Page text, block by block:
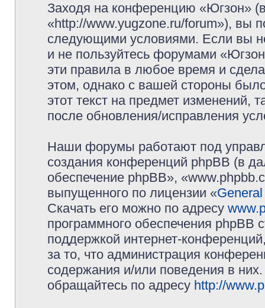
Заходя на конференцию «Югзон»
«http://www.yugzone.ru/forum»), вы
следующими условиями. Если вы
и не пользуйтесь форумами
эти правила в любое время и
этом, однако с вашей стороны
этот текст на предмет изменений,
после обновления/исправления
Наши форумы работают под
создания конференций phpBB (в
обеспечение phpBB»,
выпущенного по лицензии «
Скачать его можно по адресу
программного обеспечения phpBB
поддержкой интернет-
за то, что администрация
содержания и/или поведения в
обращайтесь по адресу http://